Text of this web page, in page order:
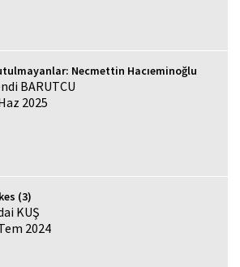
Necmettin Hacıeminoğlu
BARUTCU
2025
(3)
KUŞ
2024